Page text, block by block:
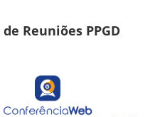
Reuniões PPGD